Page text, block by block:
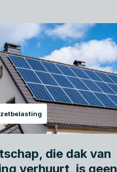
die dak van
verhuurt, is geen